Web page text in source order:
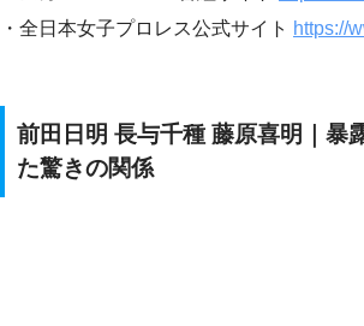
・全日本女子プロレス公式サイト https://
前田日明 長与千種 藤原喜明｜暴
た驚きの関係